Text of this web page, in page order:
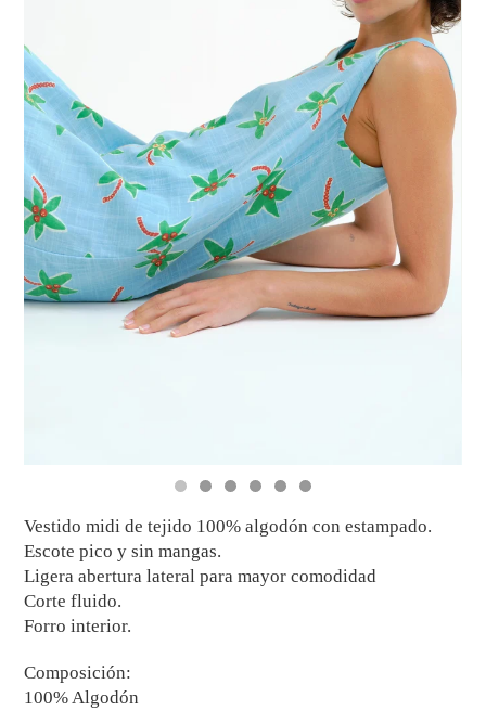
Vestido midi de tejido 100% algodón con estampado.
Escote pico y sin mangas.
Ligera abertura lateral para mayor comodidad
Corte fluido.
Forro interior.
Composición:
100% Algodón